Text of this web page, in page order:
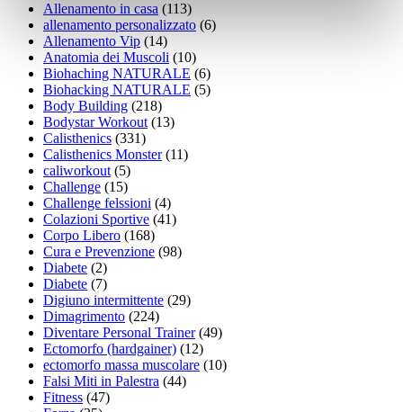
Allenamento in casa (113)
allenamento personalizzato (6)
Allenamento Vip (14)
Anatomia dei Muscoli (10)
Biohaching NATURALE (6)
Biohacking NATURALE (5)
Body Building (218)
Bodystar Workout(13)
Calisthenics (331)
Calisthenics Monster(11)
caliworkout(5)
Challenge (15)
Challenge felssioni (4)
Colazioni Sportive (41)
Corpo Libero (168)
Cura e Prevenzione (98)
Diabete (2)
Diabete (7)
Digiuno intermittente (29)
Dimagrimento (224)
Diventare Personal Trainer(49)
Ectomorfo (hardgainer) (12)
ectomorfo massa muscolare (10)
Falsi Miti in Palestra (44)
Fitness (47)